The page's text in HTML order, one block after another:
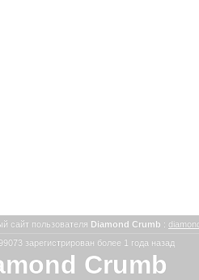
сайт пользователя Diamond Crumb :
зарегистрирован более 1 года назад
Crumb